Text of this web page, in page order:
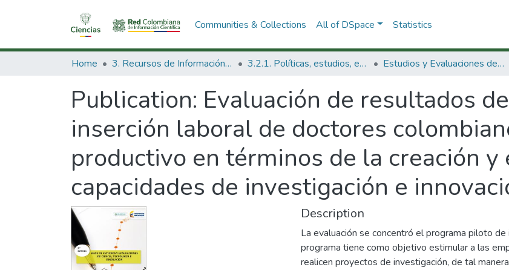
Communities & Collections All of DSpace Statistics
Home 3. Recursos de Información Científica y Tecnológica 3.2.1. Políticas, estudios, evaluaciones e indicadores de CTeI Estudios y Evaluaciones de CTel
Publication: Evaluación de resultados
inserción laboral de doctores
productivo en términos de la creación
capacidades de investigación e
Description
La evaluación se concentró el programa piloto
programa tiene como objetivo estimular a las
realicen proyectos de investigación, de tal